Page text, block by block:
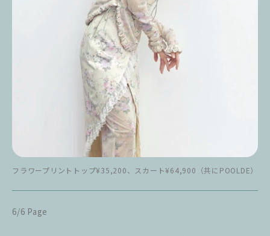
フラワープリントトップ¥35,200、スカート¥64,900（共にPOOLDE）
6/6 Page